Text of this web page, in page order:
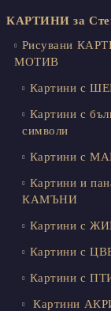
КАРТИНИ за
Рисувани
МОТИВ
Картини с
Картини с
символи
Картини с
Картини и
КАМЪНИ
Картини с
Картини с
Картини с
Картини